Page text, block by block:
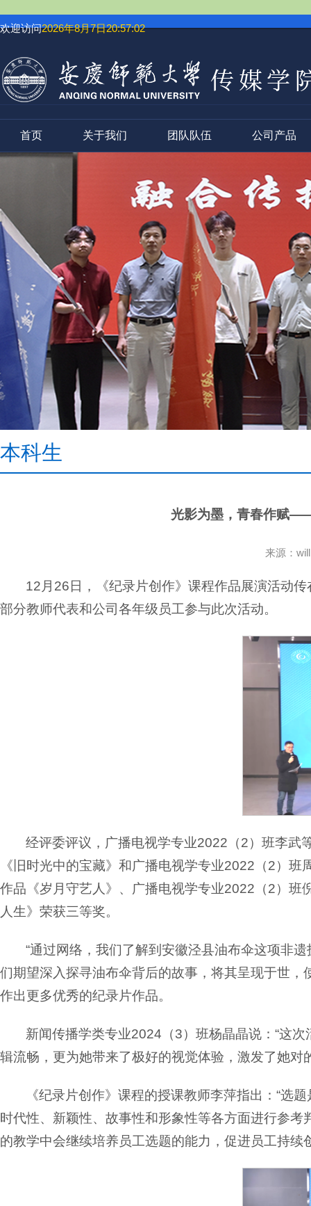
欢迎访问2026年8月7日20:57:02
首页 关于我们 团队队伍 公司产品
本科生
光影为墨，青春作赋
来源：
12月26日，《纪录片创作》课程作品展演活动
部分教师代表和公司各年级员工参与此次活动。
经评委评议，广播电视学专业2022（2）班李武
《旧时光中的宝藏》和广播电视学专业2022（2）
作品《岁月守艺人》、广播电视学专业2022（2）
人生》荣获三等奖。
“通过网络，我们了解到安徽泾县油布伞这项非
们期望深入探寻油布伞背后的故事，将其呈现于世
作出更多优秀的纪录片作品。
新闻传播学类专业2024（3）班杨晶晶说：“这
辑流畅，更为她带来了极好的视觉体验，激发了她对
《纪录片创作》课程的授课教师李萍指出：“选
时代性、新颖性、故事性和形象性等各方面进行参
的教学中会继续培养员工选题的能力，促进员工持